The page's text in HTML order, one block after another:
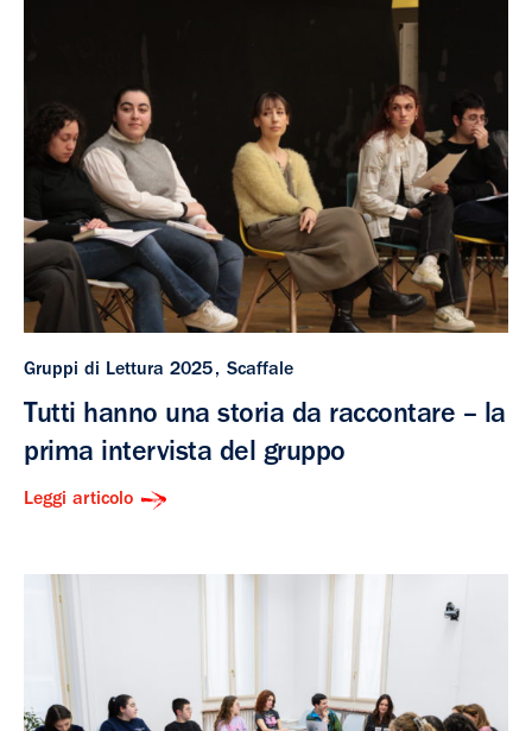
Gruppi di Lettura 2025 Scaffale
Tutti hanno una storia da raccontare – la
prima intervista del gruppo
Leggi articolo